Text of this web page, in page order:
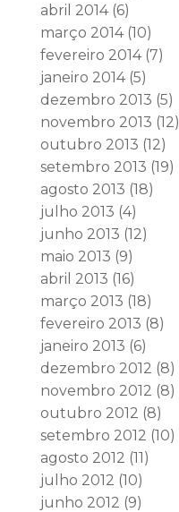
abril 2014(6)
março 2014(10)
fevereiro 2014(7)
janeiro 2014(5)
dezembro 2013 (5)
novembro 2013 (12)
outubro 2013 (12)
setembro 2013 (19)
agosto 2013 (18)
julho 2013 (4)
junho 2013 (12)
maio 2013 (9)
abril 2013 (16)
março 2013 (18)
fevereiro 2013 (8)
janeiro 2013 (6)
dezembro 2012 (8)
novembro 2012 (8)
outubro 2012 (8)
setembro 2012 (10)
agosto 2012 (11)
julho 2012 (10)
junho 2012 (9)